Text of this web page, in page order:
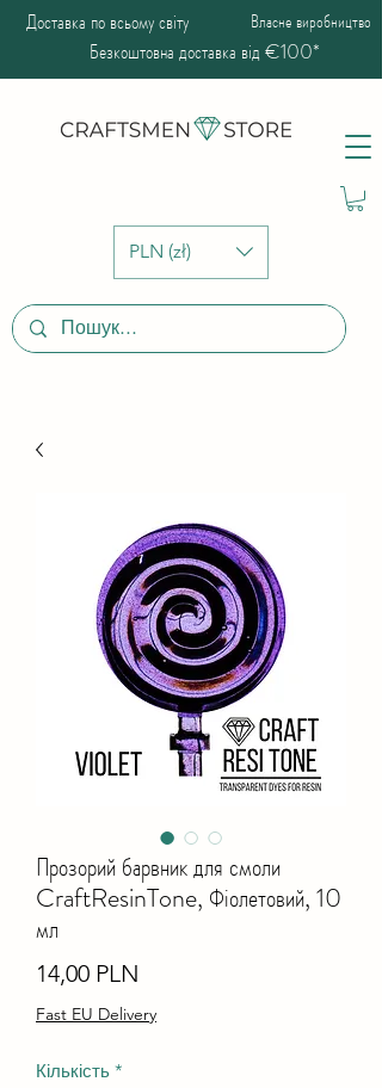
PLN (zł)
Доставка по всьому світу Власне виробництво
Безкоштовна доставка від €100*
Прозорий барвник для смоли
CraftResinTone, Фіолетовий, 10
мл
14,00 PLN
Fast EU Delivery
Кількість *